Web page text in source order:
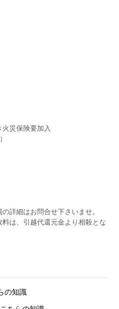
保険要加入
詳細はお問合せ下さいませ。
は、引越代還元金より相殺とな
の知識